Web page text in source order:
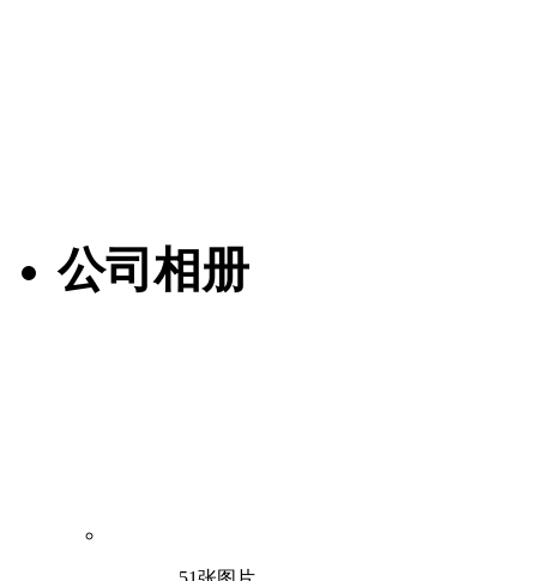
公司相册